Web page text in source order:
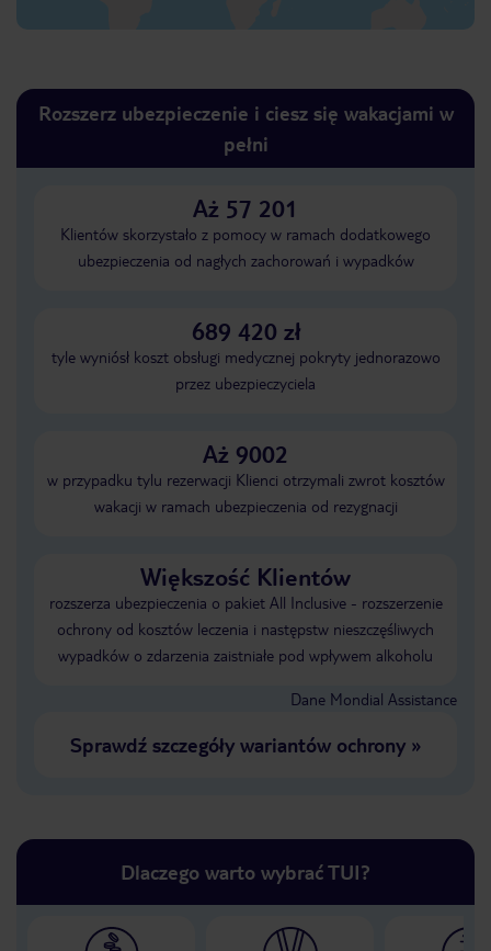
Rozszerz ubezpieczenie i ciesz się wakacjami w
pełni
Aż 57 201
Klientów skorzystało z pomocy w ramach dodatkowego
ubezpieczenia od nagłych zachorowań i wypadków
689 420 zł
tyle wyniósł koszt obsługi medycznej pokryty jednorazowo
przez ubezpieczyciela
Aż 9002
w przypadku tylu rezerwacji Klienci otrzymali zwrot kosztów
wakacji w ramach ubezpieczenia od rezygnacji
Większość Klientów
rozszerza ubezpieczenia o pakiet All Inclusive - rozszerzenie
ochrony od kosztów leczenia i następstw nieszczęśliwych
wypadków o zdarzenia zaistniałe pod wpływem alkoholu
Dane Mondial Assistance
Sprawdź szczegóły wariantów ochrony»
Dlaczego warto wybrać TUI?